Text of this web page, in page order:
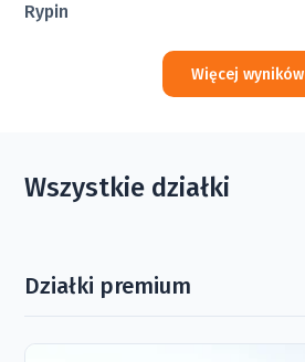
Rypin
Więcej wyników
Wszystkie działki
Działki premium